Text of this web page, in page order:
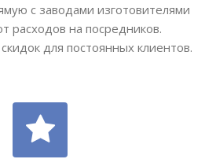
с заводами изготовителями
расходов на посредников.
для постоянных клиентов.